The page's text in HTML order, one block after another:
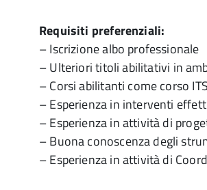
Requisiti preferenziali:
– Iscrizione albo professionale
– Ulteriori titoli abilitativi in
– Corsi abilitanti come corso
– Esperienza in interventi
– Esperienza in attività di
– Buona conoscenza degli
– Esperienza in attività di